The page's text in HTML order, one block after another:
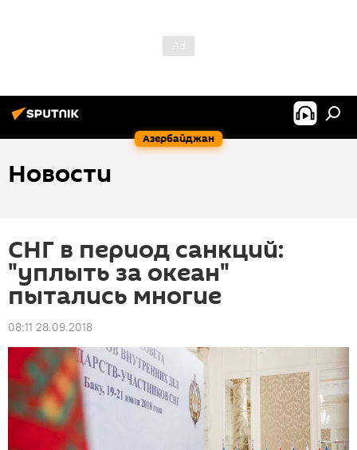
Азербайджан
Новости
СНГ в период санкций:
"уплыть за океан"
пытались многие
08:11 28.09.2018